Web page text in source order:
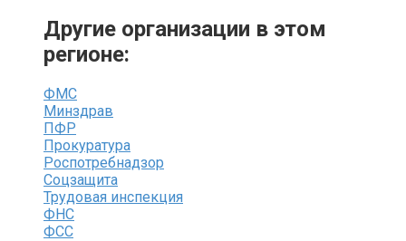
Другие организации в этом
регионе:
ФМС
Минздрав
ПФР
Прокуратура
Роспотребнадзор
Соцзащита
Трудовая инспекция
ФНС
ФСС